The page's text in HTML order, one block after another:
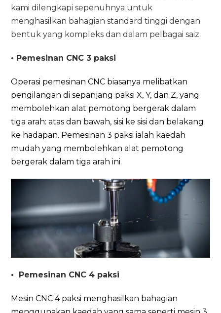
kami dilengkapi sepenuhnya untuk
menghasilkan bahagian standard tinggi dengan
bentuk yang kompleks dan dalam pelbagai saiz.
• Pemesinan CNC 3 paksi
Operasi pemesinan CNC biasanya melibatkan
pengilangan di sepanjang paksi X, Y, dan Z, yang
membolehkan alat pemotong bergerak dalam
tiga arah: atas dan bawah, sisi ke sisi dan belakang
ke hadapan. Pemesinan 3 paksi ialah kaedah
mudah yang membolehkan alat pemotong
bergerak dalam tiga arah ini.
• Pemesinan CNC 4 paksi
Mesin CNC 4 paksi menghasilkan bahagian